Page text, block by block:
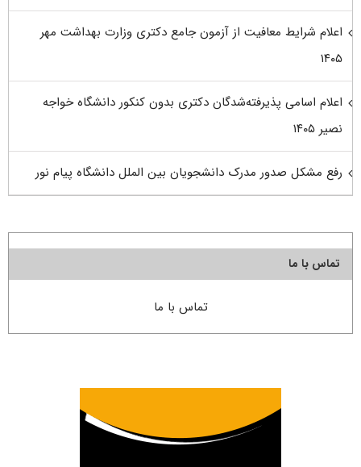
اعلام شرایط معافیت از آزمون جامع دکتری وزارت بهداشت مهر
۱۴۰۵
اعلام اسامی پذیرفته‌شدگان دکتری بدون کنکور دانشگاه خواجه
نصیر ۱۴۰۵
رفع مشکل صدور مدرک دانشجویان بین الملل دانشگاه پیام نور
تماس با ما
تماس با ما